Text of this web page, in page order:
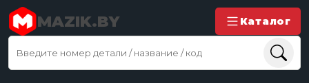
MAZIK.BY Каталог